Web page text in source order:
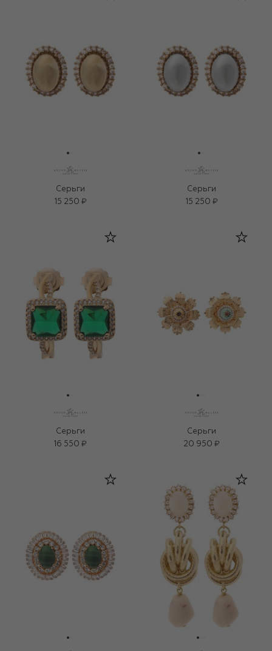
Серьги
15 250 ₽
Серьги
15 250 ₽
Серьги
16 550 ₽
Серьги
20 950 ₽